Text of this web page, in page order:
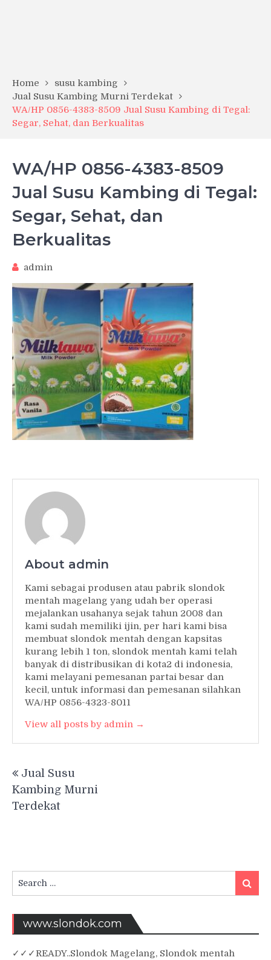
Home
susu kambing
Jual Susu Kambing Murni Terdekat
WA/HP 0856-4383-8509 Jual Susu Kambing di Tegal:
Segar, Sehat, dan Berkualitas
WA/HP 0856-4383-8509
Jual Susu Kambing di Tegal:
Segar, Sehat, dan
Berkualitas
admin
About admin
Kami sebagai produsen atau pabrik slondok
mentah magelang yang udah ber operasi
mejalankan usahanya sejak tahun 2008 dan
kami sudah memiliki ijin, per hari kami bisa
membuat slondok mentah dengan kapsitas
kurang lebih 1 ton, slondok mentah kami telah
banyak di distribusikan di kota2 di indonesia,
kami melayani pemesanan partai besar dan
kecil, untuk informasi dan pemesanan silahkan
WA/HP 0856-4323-8011
View all posts by admin →
navigation
Jual Susu
Kambing Murni
Terdekat
Search
for:
Search
www.slondok.com
✓ ✓✓READY..Slondok Magelang, Slondok mentah